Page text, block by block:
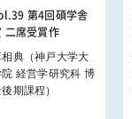
第4回碩学舎
二席受賞作
典（神戸大学大
経営学研究科 博
期課程）